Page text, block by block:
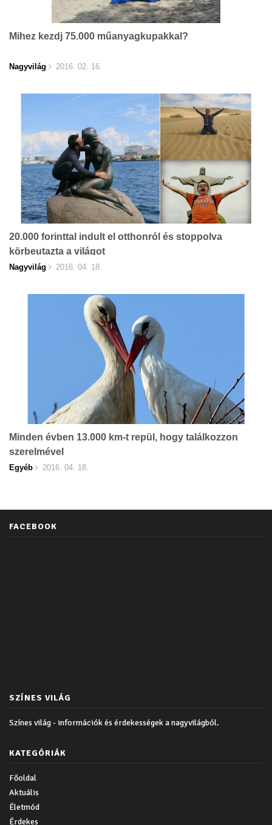
Mihez kezdj 75.000 műanyagkupakkal?
Nagyvilág 2016. 02. 16.
20.000 forinttal indult el otthonról és stoppolva
körbeutazta a világot
Nagyvilág 2016. 04. 18.
Minden évben 13.000 km-t repül, hogy találkozzon
szerelmével
Egyéb 2016. 04. 18.
FACEBOOK
SZÍNES VILÁG
Színes világ - információk és érdekességek a nagyvilágból.
KATEGÓRIÁK
Főoldal
Aktuális
Életmód
Érdekes